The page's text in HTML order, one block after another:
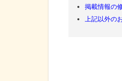
掲載情報の
上記以外の